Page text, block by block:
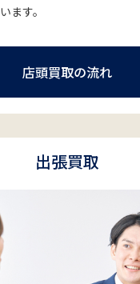
ます。
店頭買取の流れ
出張買取